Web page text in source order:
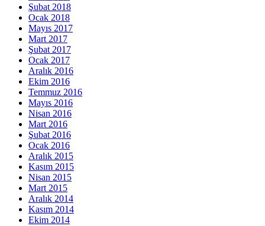
Şubat 2018
Ocak 2018
Mayıs 2017
Mart 2017
Şubat 2017
Ocak 2017
Aralık 2016
Ekim 2016
Temmuz 2016
Mayıs 2016
Nisan 2016
Mart 2016
Şubat 2016
Ocak 2016
Aralık 2015
Kasım 2015
Nisan 2015
Mart 2015
Aralık 2014
Kasım 2014
Ekim 2014